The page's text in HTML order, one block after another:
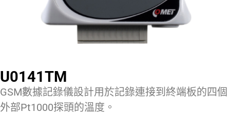
U0141TM
GSM數據記錄儀設計用於記錄連接到終端板的四個
外部Pt1000探頭的溫度。